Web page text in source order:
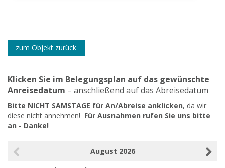
zum Objekt zurück
Klicken Sie im Belegungsplan auf das gewünschte
Anreisedatum – anschließend auf das Abreisedatum
Bitte NICHT SAMSTAGE für An/Abreise anklicken, da wir
diese nicht annehmen! Für Ausnahmen rufen Sie uns bitte
an - Danke!
August 2026